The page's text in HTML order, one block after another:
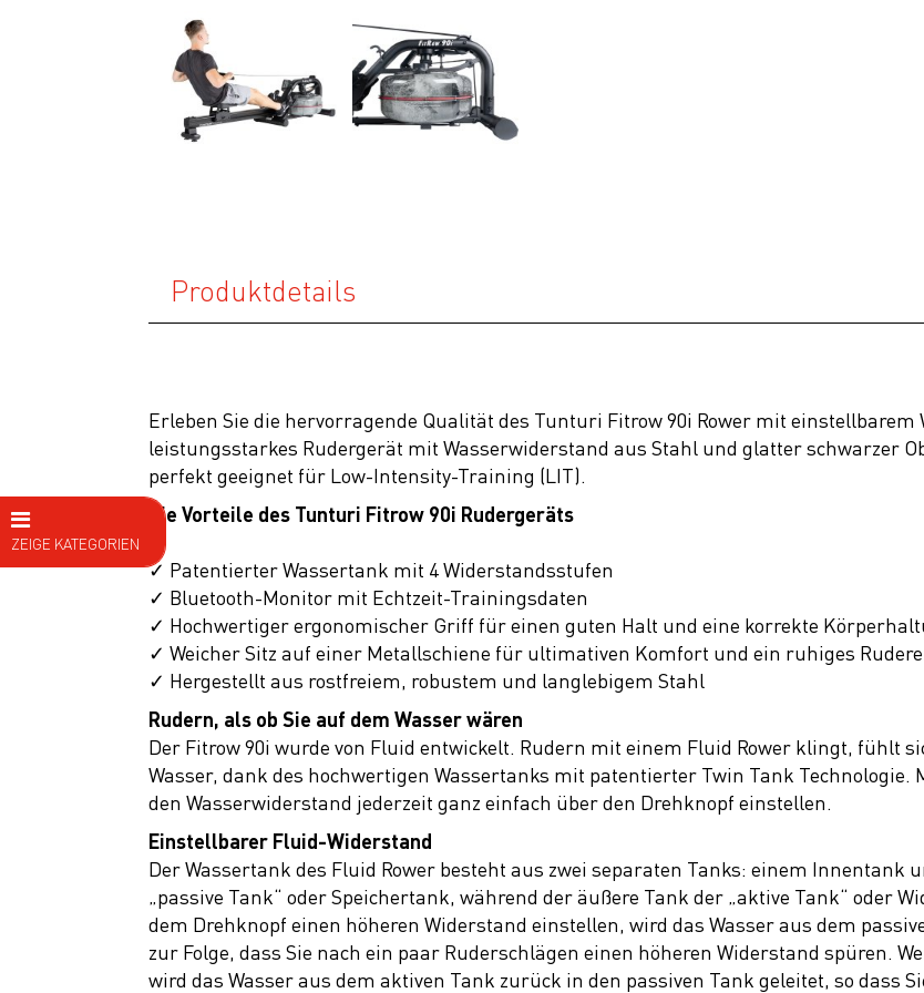
ZEIGE KATEGORIEN
Kraftstationen
Produktdetails
Erleben Sie die hervorragende Qualität des Tunturi Fitrow 90i Rower mit einstellbarem
leistungsstarkes Rudergerät mit Wasserwiderstand aus Stahl und glatter schwarzer
perfekt geeignet für Low-Intensity-Training (LIT).
Die Vorteile des Tunturi Fitrow 90i Rudergeräts
✓ Patentierter Wassertank mit 4 Widerstandsstufen
✓ Bluetooth-Monitor mit Echtzeit-Trainingsdaten
✓ Hochwertiger ergonomischer Griff für einen guten Halt und eine korrekte
✓ Weicher Sitz auf einer Metallschiene für ultimativen Komfort und ein ruhiges
✓ Hergestellt aus rostfreiem, robustem und langlebigem Stahl
Rudern, als ob Sie auf dem Wasser wären
Der Fitrow 90i wurde von Fluid entwickelt. Rudern mit einem Fluid Rower klingt, fühlt
Wasser, dank des hochwertigen Wassertanks mit patentierter Twin Tank Technologie.
den Wasserwiderstand jederzeit ganz einfach über den Drehknopf einstellen.
Einstellbarer Fluid-Widerstand
Der Wassertank des Fluid Rower besteht aus zwei separaten Tanks: einem
„passive Tank“ oder Speichertank, während der äußere Tank der „aktive Tank“ oder
dem Drehknopf einen höheren Widerstand einstellen, wird das Wasser aus dem
zur Folge, dass Sie nach ein paar Ruderschlägen einen höheren Widerstand spüren.
wird das Wasser aus dem aktiven Tank zurück in den passiven Tank geleitet, so dass